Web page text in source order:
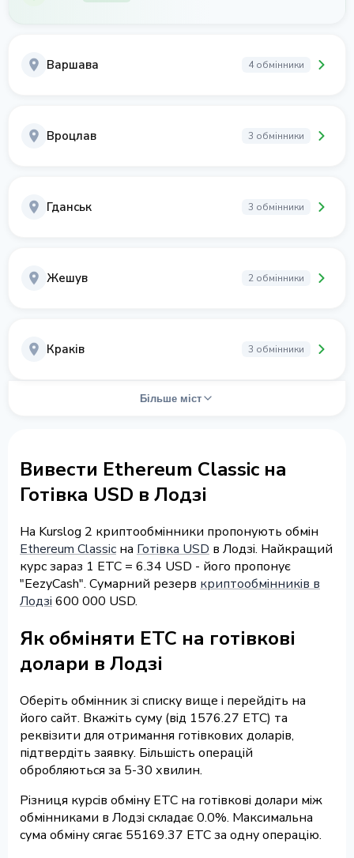
Варшава 4 обмінники
Вроцлав 3 обмінники
Гданськ 3 обмінники
Жешув 2 обмінники
Краків 3 обмінники
Більше міст
Вивести Ethereum Classic на
Готівка USD в Лодзі
На Kurslog 2 криптообмінники пропонують обмін
Ethereum Classic на Готівка USD в Лодзі. Найкращий
курс зараз 1 ETC = 6.34 USD - його пропонує
"EezyCash". Сумарний резерв криптообмінників в
Лодзі 600 000 USD.
Як обміняти ETC на готівкові
долари в Лодзі
Оберіть обмінник зі списку вище і перейдіть на
його сайт. Вкажіть суму (від 1576.27 ETC) та
реквізити для отримання готівкових доларів,
підтвердіть заявку. Більшість операцій
обробляються за 5-30 хвилин.
Різниця курсів обміну ETC на готівкові долари між
обмінниками в Лодзі складає 0.0%. Максимальна
сума обміну сягає 55169.37 ETC за одну операцію.